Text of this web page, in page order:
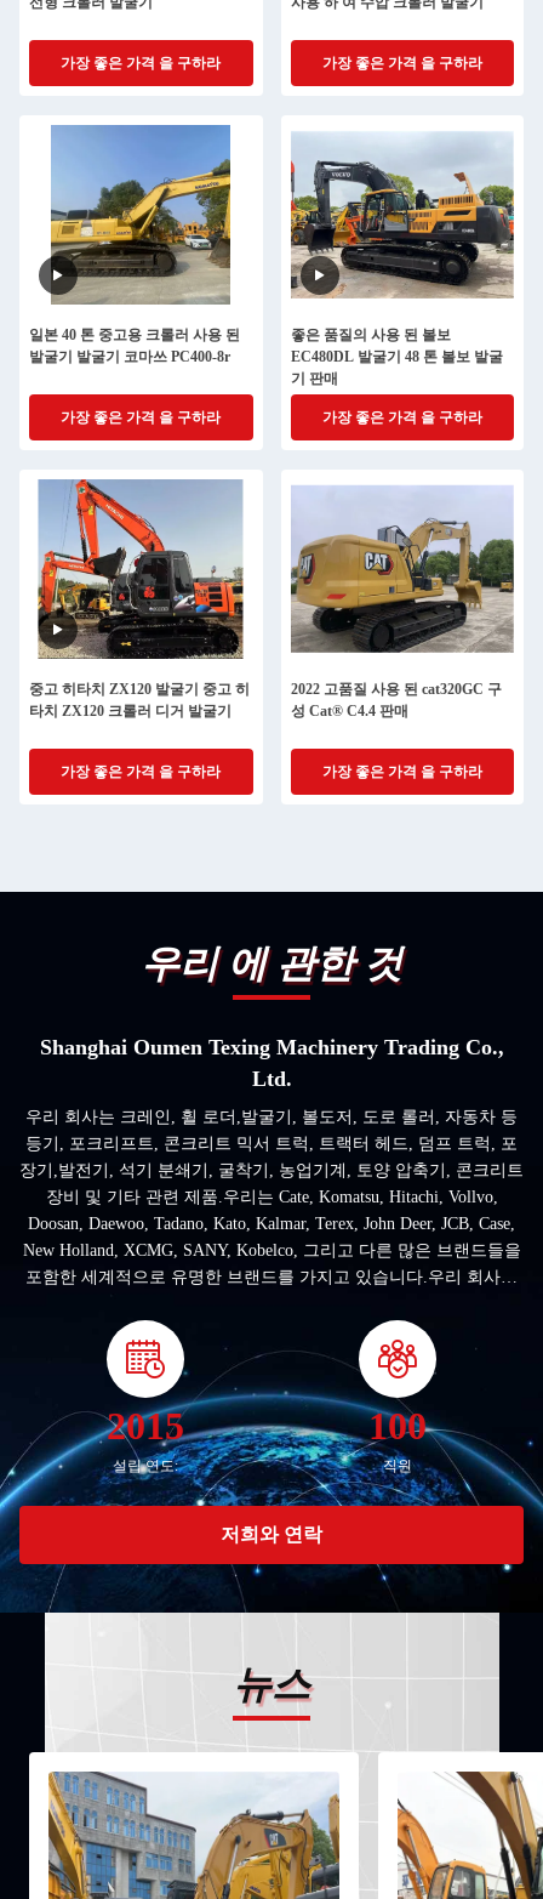
가장 좋은 가격 을 구하라 가장 좋은 가격 을 구하라
일본 40 톤 중고용 크롤러 사용 된
발굴기 발굴기 코마쓰 PC400-8r
가장 좋은 가격 을 구하라
좋은 품질의 사용 된 볼보
EC480DL 발굴기 48 톤 볼보 발굴
기 판매
가장 좋은 가격 을 구하라
중고 히타치 ZX120 발굴기 중고 히
타치 ZX120 크롤러 디거 발굴기
가장 좋은 가격 을 구하라
2022 고품질 사용 된 cat320GC 구
성 Cat® C4.4 판매
가장 좋은 가격 을 구하라
우리 에 관한 것
Shanghai Oumen Texing Machinery Trading Co.,
Ltd.
우리 회사는 크레인, 휠 로더,발굴기, 볼도저, 도로 롤러, 자동차 등
등기, 포크리프트, 콘크리트 믹서 트럭, 트랙터 헤드, 덤프 트럭, 포
장기,발전기, 석기 분쇄기, 굴착기, 농업기계, 토양 압축기, 콘크리트
장비 및 기타 관련 제품.우리는 Cate, Komatsu, Hitachi, Vollvo,
Doosan, Daewoo, Tadano, Kato, Kalmar, Terex, John Deer, JCB, Case,
New Holland, XCMG, SANY, Kobelco, 그리고 다른 많은 브랜드들을
포함한 세계적으로 유명한 브랜드를 가지고 있습니다.우리 회사는
입니다. 우리는 건설 기계 및 기타 장비 및 예비 부품 분야에서 오랜
역사를 가지고 있습니다.잘 작동하는 기능, 우리의 제품과 유리한
평판은 우리에게 외국 고객으로부터 큰 호응을 얻었습니다. 우리의
장비는 세계 20 개국 이상으로 수출되었습니다.대부분의 고객들...
2015
설립 연도:
100
직원
저희와 연락
뉴스